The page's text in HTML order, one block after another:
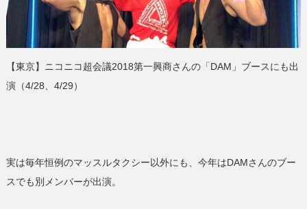
【東京】ニコニコ超会議2018第一興商さんの「DAM」ブースにも出
演（4/28、4/29）
実は毎年恒例のマッスルタクシー以外にも、今年はDAMさんのブー
スでも別メンバーが出演。